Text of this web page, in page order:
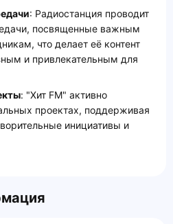
: Радиостанция проводит
посвященные важным
что делает её контент
и привлекательным для
: "Хит FM" активно
проектах, поддерживая
инициативы и